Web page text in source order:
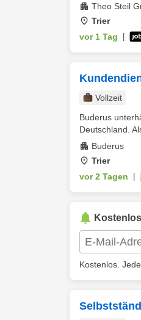
Theo Steil
Trier
vor 1 Tag
Vollzeit
Buderus
Deutschland.
Buderus
Trier
vor 2 Tagen
Kostenlos.